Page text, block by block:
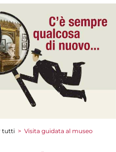
tutti > Visita guidata al museo